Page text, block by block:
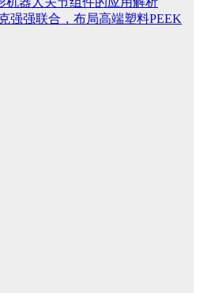
强强联合，布局高端塑料PEEK